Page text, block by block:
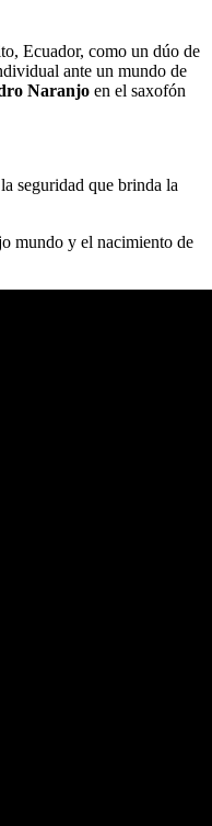
Ecuador, como un dúo de
ante un mundo de
Naranjo en el saxofón
seguridad que brinda la
mundo y el nacimiento de